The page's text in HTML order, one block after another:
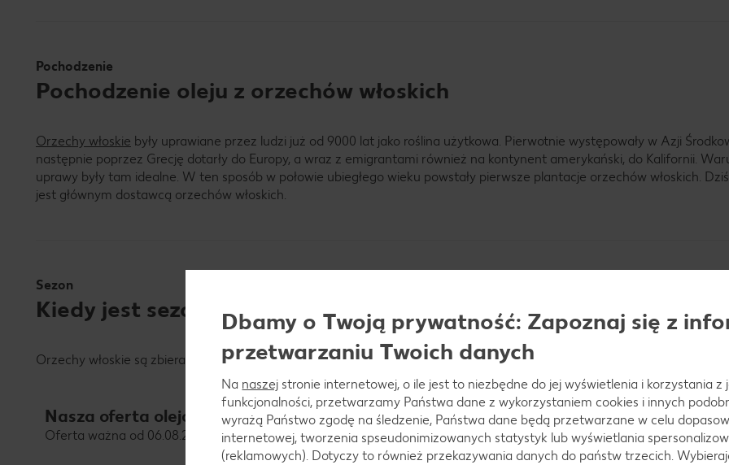
Pochodzenie
Pochodzenie oleju z orzechów włoskich
Orzechy włoskie były uprawiane przez ludzi już od 9000 lat jako roślina użytkowa. Pierwotnie występowały w Azji
następnie poprzez Grecję dotarły do Europy, a wraz z emigrantami również na kontynent amerykański, do Kalifornii.
uprawy były tam idealne. W ten sposób w połowie ubiegłego wieku powstały pierwsze plantacje orzechów włoskich.
jest głównym dostawcą orzechów włoskich.
Sezon
Kiedy jest sezon na olej z orzechów włoskich?
Orzechy włoskie są zbierane we wrześniu i październiku. Jedno drzewo dostarcza na rok około 50 kilogramów orzechów.
Nasza oferta olejów i tłuszczów
Oferta ważna od 06.08.2026 do 11.08.2026
Dbamy o Twoją prywatność: Zapoznaj się z
przetwarzaniu Twoich danych
Na naszej stronie internetowej, o ile jest to niezbędne do jej wyświetlenia i korzystania z
funkcjonalności, przetwarzamy Państwa dane z wykorzystaniem cookies i innych
wyrażą Państwo zgodę na śledzenie, Państwa dane będą przetwarzane w celu
internetowej, tworzenia spseudonimizowanych statystyk lub wyświetlania
(reklamowych). Dotyczy to również przekazywania danych do państw trzecich.